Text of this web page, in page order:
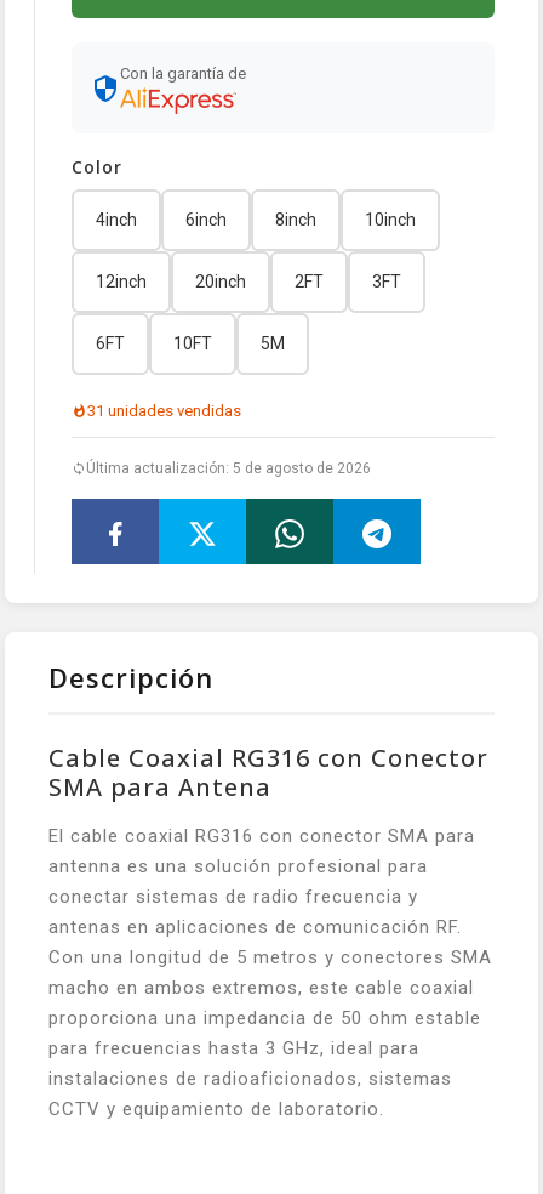
Con la garantía de
Color
4inch 6inch 8inch 10inch
12inch 20inch 2FT 3FT
6FT 10FT 5M
31 unidades vendidas
Última actualización: 5 de agosto de 2026
Descripción
Cable Coaxial RG316 con Conector
SMA para Antena
El cable coaxial RG316 con conector SMA para
antenna es una solución profesional para
conectar sistemas de radio frecuencia y
antenas en aplicaciones de comunicación RF.
Con una longitud de 5 metros y conectores SMA
macho en ambos extremos, este cable coaxial
proporciona una impedancia de 50 ohm estable
para frecuencias hasta 3 GHz, ideal para
instalaciones de radioaficionados, sistemas
CCTV y equipamiento de laboratorio.